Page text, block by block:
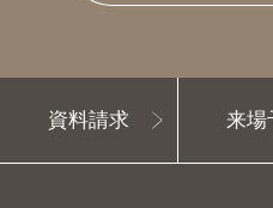
資料請求 来場